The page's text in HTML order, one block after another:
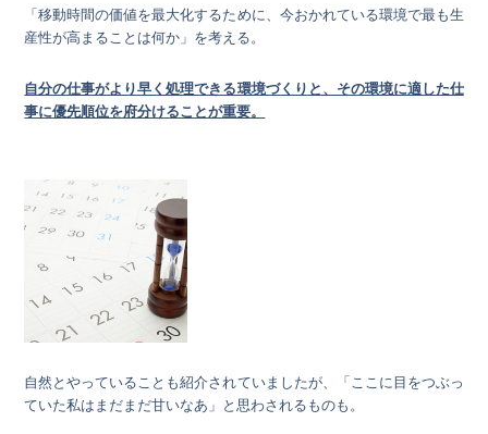
「移動時間の価値を最大化するために、今おかれている環境で最も生
産性が高まることは何か」を考える。
自分の仕事がより早く処理できる環境づくりと、その環境に適した仕
事に優先順位を府分けることが重要。
自然とやっていることも紹介されていましたが、「ここに目をつぶっ
ていた私はまだまだ甘いなあ」と思わされるものも。